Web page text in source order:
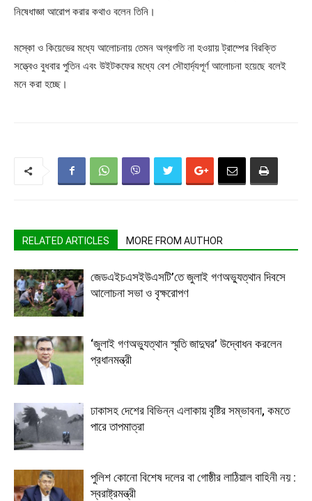
নিষেধাজ্ঞা আরোপ করার কথাও বলেন তিনি।
মস্কো ও কিয়েভের মধ্যে আলোচনায় তেমন অগ্রগতি না হওয়ায় ট্রাম্পের বিরক্তি
সত্ত্বেও বুধবার পুতিন এবং উইটকফের মধ্যে বেশ সৌহার্দ্যপূর্ণ আলোচনা হয়েছে বলেই
মনে করা হচ্ছে।
RELATED ARTICLES MORE FROM AUTHOR
জেডএইচএসইউএসটি’তে জুলাই গণঅভ্যুত্থান দিবসে
আলোচনা সভা ও বৃক্ষরোপণ
‘জুলাই গণঅভ্যুত্থান স্মৃতি জাদুঘর’ উদ্বোধন করলেন
প্রধানমন্ত্রী
ঢাকাসহ দেশের বিভিন্ন এলাকায় বৃষ্টির সম্ভাবনা, কমতে
পারে তাপমাত্রা
পুলিশ কোনো বিশেষ দলের বা গোষ্ঠীর লাঠিয়াল বাহিনী নয় :
স্বরাষ্ট্রমন্ত্রী